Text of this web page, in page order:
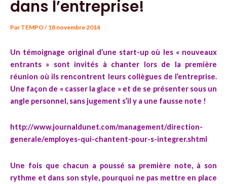
dans l’entreprise!
Par TEMPO/ 18 novembre 2014
Un témoignage original d’une start-up où les « nouveaux
entrants » sont invités à chanter lors de la première
réunion où ils rencontrent leurs collègues de l’entreprise.
Une façon de « casser la glace » et de se présenter sous un
angle personnel, sans jugement s’il y a une fausse note !
http://www.journaldunet.com/management/direction-
generale/employes-qui-chantent-pour-s-integrer.shtml
Une fois que chacun a poussé sa première note, à son
rythme et dans son style, pourquoi ne pas mettre en place